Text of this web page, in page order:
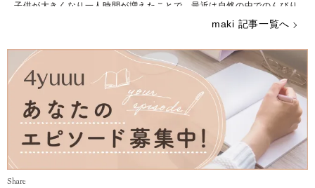
子供が大きくなり一人時間が増えたことで、最近は自然の中でのんびり
こちらでは主にUNIQLOやGU、しまむらなどのプチプラアイテムを取
り入れたトレンド記事を紹介していきます。
宜しくお願いします。
maki 記事一覧へ
Share